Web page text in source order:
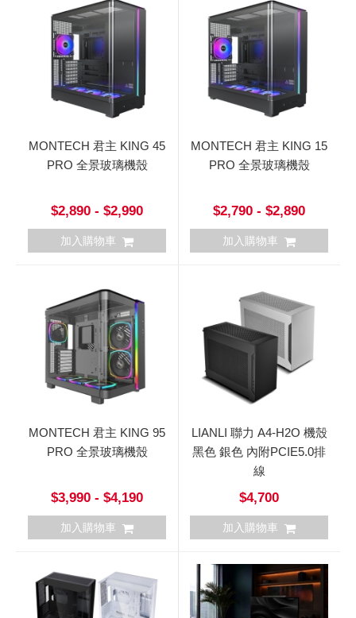
MONTECH 君主 KING 45
PRO 全景玻璃機殼
$2,890 - $2,990
加入購物車
MONTECH 君主 KING 15
PRO 全景玻璃機殼
$2,790 - $2,890
加入購物車
MONTECH 君主 KING 95
PRO 全景玻璃機殼
$3,990 - $4,190
加入購物車
LIANLI 聯力 A4-H2O 機殼
黑色 銀色 內附PCIE5.0排
線
$4,700
加入購物車